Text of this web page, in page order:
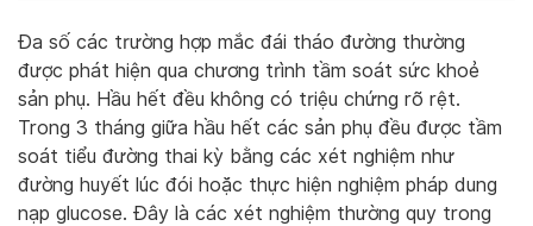
Đa số các trường hợp mắc đái tháo đường thường
được phát hiện qua chương trình tầm soát sức khoẻ
sản phụ. Hầu hết đều không có triệu chứng rõ rệt.
Trong 3 tháng giữa hầu hết các sản phụ đều được tầm
soát tiểu đường thai kỳ bằng các xét nghiệm như
đường huyết lúc đói hoặc thực hiện nghiệm pháp dung
nạp glucose. Đây là các xét nghiệm thường quy trong